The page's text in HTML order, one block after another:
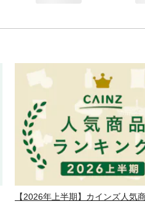
【2026年上半期】カインズ人気